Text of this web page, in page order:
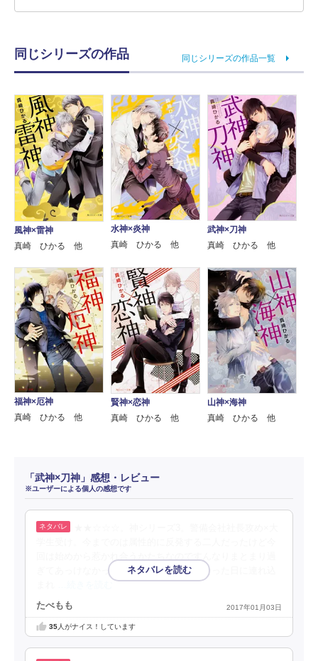
同じシリーズの作品 同じシリーズの作品一覧
風神×雷神
真崎 ひかる 他
水神×炎神
真崎 ひかる 他
武神×刀神
真崎 ひかる 他
福神×厄神
真崎 ひかる 他
賢神×恋神
真崎 ひかる 他
山神×海神
真崎 ひかる 他
「武神×刀神」感想・レビュー
※ユーザーによる個人の感想です
ぎてあっけなかったです。そりゃ初めて会った日に連れ込
たべもも 2017年01月03日
35人がナイス！しています